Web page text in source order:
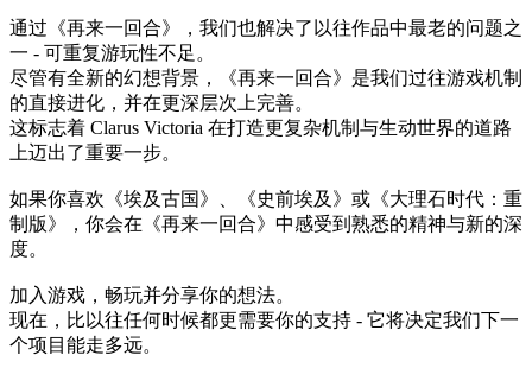
通过《再来一回合》，我们也解决了以往作品中最老的问题之
一 - 可重复游玩性不足。
尽管有全新的幻想背景，《再来一回合》是我们过往游戏机制
的直接进化，并在更深层次上完善。
这标志着 Clarus Victoria 在打造更复杂机制与生动世界的道路
上迈出了重要一步。
如果你喜欢《埃及古国》、《史前埃及》或《大理石时代：重
制版》，你会在《再来一回合》中感受到熟悉的精神与新的深
度。
加入游戏，畅玩并分享你的想法。
现在，比以往任何时候都更需要你的支持 - 它将决定我们下一
个项目能走多远。